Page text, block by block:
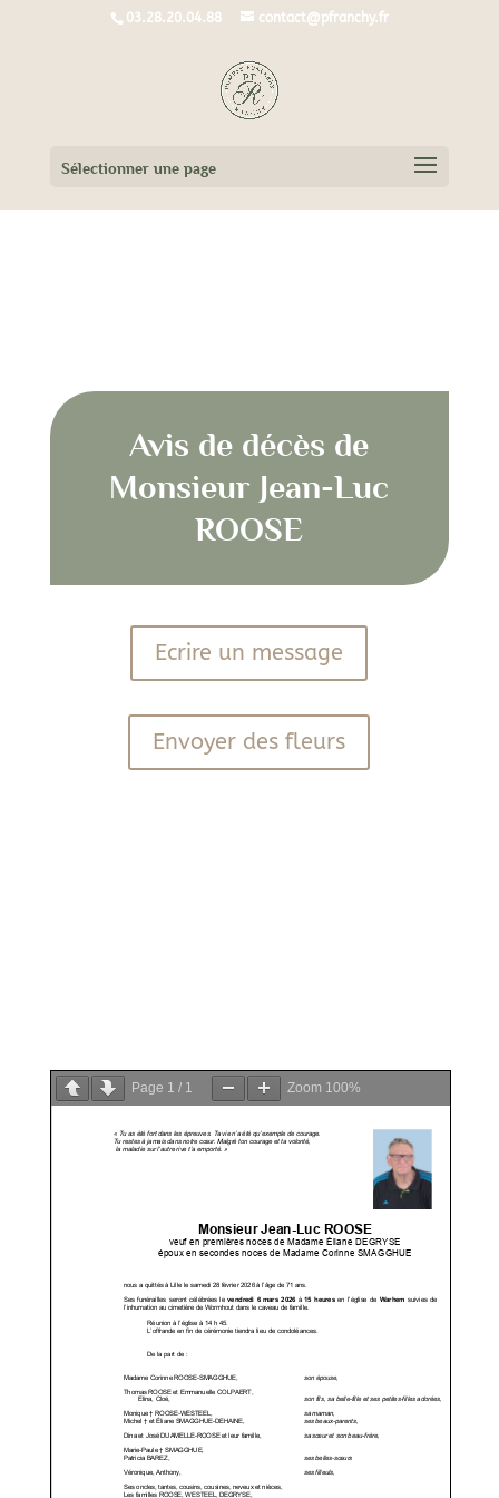
03.28.20.04.88 contact@pfranchy.fr
Sélectionner une page
Avis de décès de
Monsieur Jean-Luc
ROOSE
Ecrire un message
Envoyer des fleurs
Page 1 / 1 Zoom 100%